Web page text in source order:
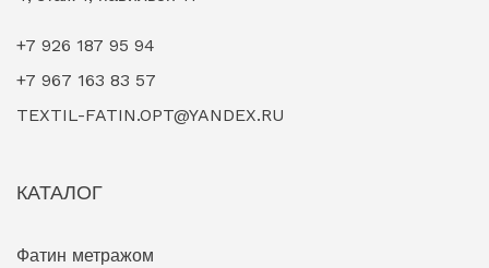
+7 926 187 95 94
+7 967 163 83 57
TEXTIL-FATIN.OPT@YANDEX.RU
КАТАЛОГ
Фатин метражом